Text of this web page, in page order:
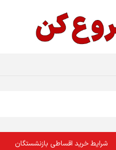
شرایط خرید اقساطی بازنشستگان